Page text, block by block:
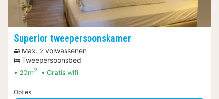
Superior tweepersoonskamer
Max. 2 volwassenen
Tweepersoonsbed
20m2 Gratis wifi
Opties